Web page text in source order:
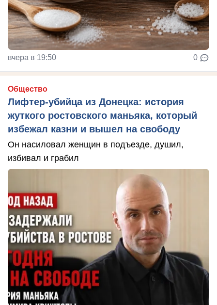
вчера в 19:50 0
Общество
Лифтер-убийца из Донецка: история
жуткого ростовского маньяка, который
избежал казни и вышел на свободу
Он насиловал женщин в подъезде, душил,
избивал и грабил